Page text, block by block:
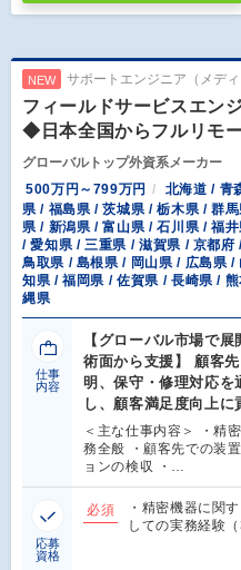
NEW サポートエンジニア（メディ
フィールドサービスエン
◆日本全国からフルリモー
グローバルトップ外資系メーカー
500万円～799万円
北海道 / 青
県 / 福島県 / 茨城県 / 栃木県 / 群
県 / 新潟県 / 富山県 / 石川県 / 福
/ 愛知県 / 三重県 / 滋賀県 / 京都
鳥取県 / 島根県 / 岡山県 / 広島県
知県 / 福岡県 / 佐賀県 / 長崎県 /
縄県
仕事
内容
【グローバル市場で
術面から支援】 顧客
明、保守・修理対応を
し、顧客満足度向上に
＜主な仕事内容＞ ・精
務全般 ・顧客先での装
ョンの検収 ・…
応募
資格
必須
・精密機器に関
しての実務経験